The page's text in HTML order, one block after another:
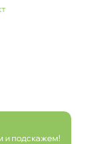
и подскажем!